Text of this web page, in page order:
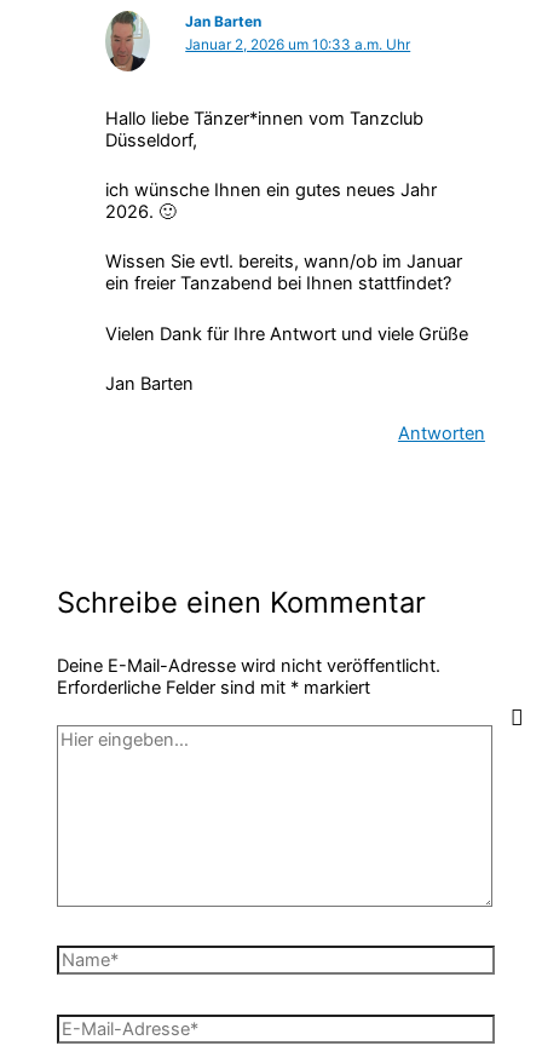
Jan Barten
Januar 2, 2026 um 10:33 a.m. Uhr
Hallo liebe Tänzer*innen vom Tanzclub
Düsseldorf,
ich wünsche Ihnen ein gutes neues Jahr
2026. 🙂
Wissen Sie evtl. bereits, wann/ob im Januar
ein freier Tanzabend bei Ihnen stattfindet?
Vielen Dank für Ihre Antwort und viele Grüße
Jan Barten
Antworten
Schreibe einen Kommentar
Deine E-Mail-Adresse wird nicht veröffentlicht.
Erforderliche Felder sind mit * markiert
Hier
eingeben…
Name*
E-
Mail-